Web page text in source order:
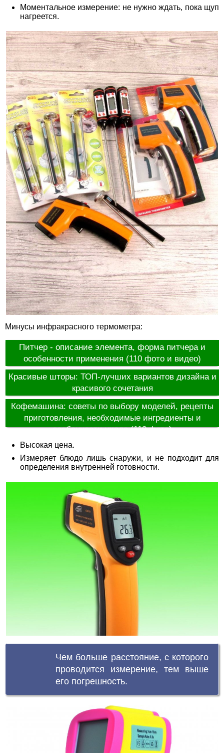
Моментальное измерение: не нужно ждать, пока щуп
нагреется.
Минусы инфракрасного термометра:
Питчер - описание элемента, форма питчера и
особенности применения (110 фото и видео)
Красивые шторы: ТОП-лучших вариантов дизайна и
красивого сочетания
Кофемашина: советы по выбору моделей, рецепты
приготовления, необходимые ингредиенты и
особенности ухода (110 фото)
Высокая цена.
Измеряет блюдо лишь снаружи, и не подходит для
определения внутренней готовности.
Чем больше расстояние, с которого
проводится измерение, тем выше
его погрешность.